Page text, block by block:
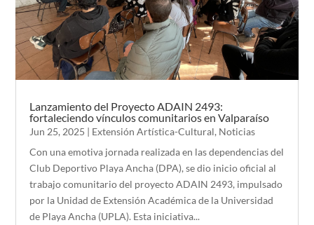
Lanzamiento del Proyecto ADAIN 2493:
fortaleciendo vínculos comunitarios en Valparaíso
Jun 25, 2025 | Extensión Artística-Cultural, Noticias
Con una emotiva jornada realizada en las dependencias del
Club Deportivo Playa Ancha (DPA), se dio inicio oficial al
trabajo comunitario del proyecto ADAIN 2493, impulsado
por la Unidad de Extensión Académica de la Universidad
de Playa Ancha (UPLA). Esta iniciativa...